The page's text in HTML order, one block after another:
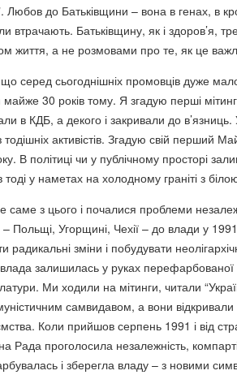
Любов до Батьківщини – вона в генах, в
втрачають. Батьківщину, як і здоров’я,
життя, а не розмовами про те, як це
що серед сьогоднішніх промовців дуже
майже 30 років тому. Я згадую перші
в КДБ, а декого і закривали до
активістів. Згадую свій перший
В політиці чи у публічному просторі
тоді у наметах на холодному граніті з
саме з цього і почалися проблеми
– Польщі, Угорщині, Чехії – до влади у
радикальні зміни і побудувати
влада залишилась у руках перефарбованої
Ми ходили на мітинги, читали
самвидавом, а вони відкривали
Коли прийшов серпень 1991 і від
Рада проголосила незалежність,
і зберегла владу – з новими